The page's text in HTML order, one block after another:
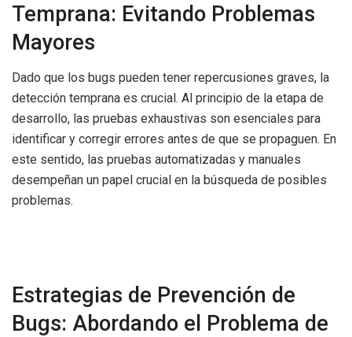
Temprana: Evitando Problemas
Mayores
Dado que los bugs pueden tener repercusiones graves, la
detección temprana es crucial. Al principio de la etapa de
desarrollo, las pruebas exhaustivas son esenciales para
identificar y corregir errores antes de que se propaguen. En
este sentido, las pruebas automatizadas y manuales
desempeñan un papel crucial en la búsqueda de posibles
problemas.
Estrategias de Prevención de
Bugs: Abordando el Problema de